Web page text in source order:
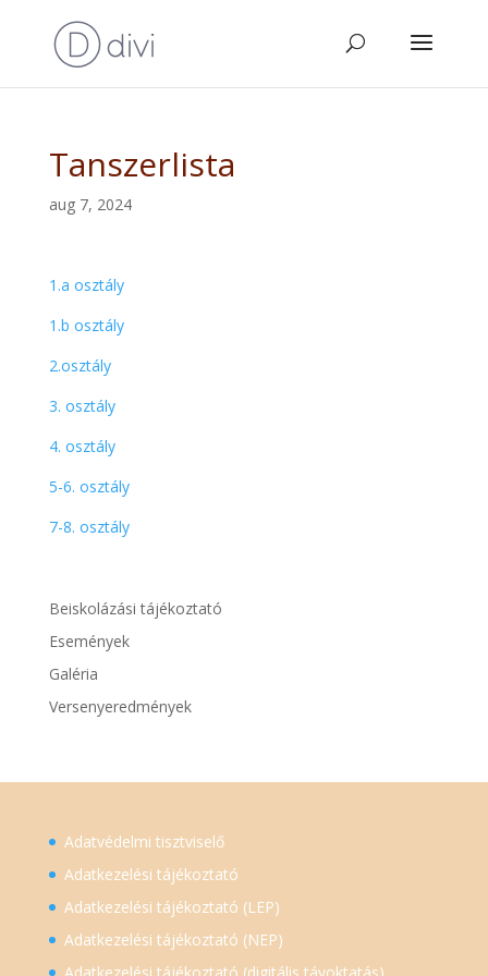
Tanszerlista
aug 7, 2024
1.a osztály
1.b osztály
2.osztály
3. osztály
4. osztály
5-6. osztály
7-8. osztály
Beiskolázási tájékoztató
Események
Galéria
Versenyeredmények
Adatvédelmi tisztviselő
Adatkezelési tájékoztató
Adatkezelési tájékoztató (LEP)
Adatkezelési tájékoztató (NEP)